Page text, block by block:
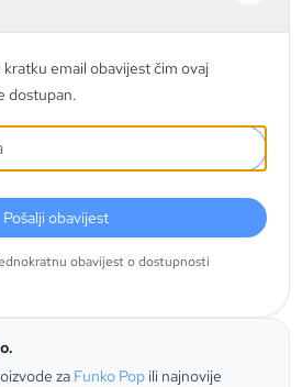
email obavijest čim ovaj
dostupan.
Pošalji obavijest
obavijest o dostupnosti
za Funko Pop ili najnovije